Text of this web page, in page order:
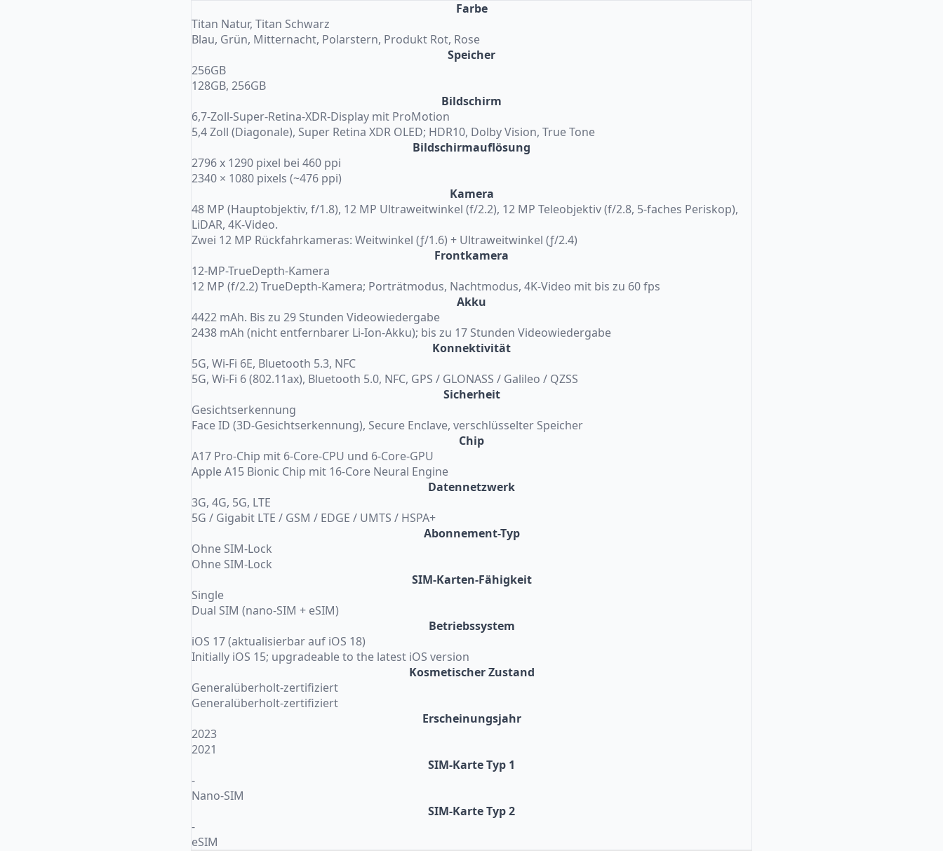
Farbe
Titan Natur, Titan Schwarz
Blau, Grün, Mitternacht, Polarstern, Produkt Rot, Rose
Speicher
256GB
128GB, 256GB
Bildschirm
6,7-Zoll-Super-Retina-XDR-Display mit ProMotion
5,4 Zoll (Diagonale), Super Retina XDR OLED; HDR10, Dolby Vision, True Tone
Bildschirmauflösung
2796 x 1290 pixel bei 460 ppi
2340 × 1080 pixels (~476 ppi)
Kamera
48 MP (Hauptobjektiv, f/1.8), 12 MP Ultraweitwinkel (f/2.2), 12 MP Teleobjektiv (f/2.8, 5-faches Periskop),
LiDAR, 4K-Video.
Zwei 12 MP Rückfahrkameras: Weitwinkel (ƒ/1.6) + Ultraweitwinkel (ƒ/2.4)
Frontkamera
12-MP-TrueDepth-Kamera
12 MP (f/2.2) TrueDepth-Kamera; Porträtmodus, Nachtmodus, 4K-Video mit bis zu 60 fps
Akku
4422 mAh. Bis zu 29 Stunden Videowiedergabe
2438 mAh (nicht entfernbarer Li-Ion-Akku); bis zu 17 Stunden Videowiedergabe
Konnektivität
5G, Wi-Fi 6E, Bluetooth 5.3, NFC
5G, Wi-Fi 6 (802.11ax), Bluetooth 5.0, NFC, GPS / GLONASS / Galileo / QZSS
Sicherheit
Gesichtserkennung
Face ID (3D-Gesichtserkennung), Secure Enclave, verschlüsselter Speicher
Chip
A17 Pro-Chip mit 6-Core-CPU und 6-Core-GPU
Apple A15 Bionic Chip mit 16-Core Neural Engine
Datennetzwerk
3G, 4G, 5G, LTE
5G / Gigabit LTE / GSM / EDGE / UMTS / HSPA+
Abonnement-Typ
Ohne SIM-Lock
Ohne SIM-Lock
SIM-Karten-Fähigkeit
Single
Dual SIM (nano-SIM + eSIM)
Betriebssystem
iOS 17 (aktualisierbar auf iOS 18)
Initially iOS 15; upgradeable to the latest iOS version
Kosmetischer Zustand
Generalüberholt-zertifiziert
Generalüberholt-zertifiziert
Erscheinungsjahr
2023
2021
SIM-Karte Typ 1
-
Nano-SIM
SIM-Karte Typ 2
-
eSIM